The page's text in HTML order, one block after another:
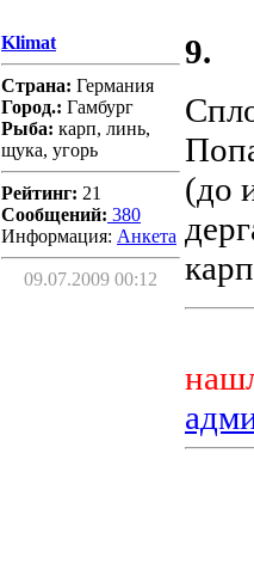
Klimat
Страна: Германия
Город.: Гамбург
Рыба: карп, линь,
щука, угорь
Рейтинг: 21
Сообщений: 380
Информация: Aнкета
09.07.2009 00:12
9.
(до